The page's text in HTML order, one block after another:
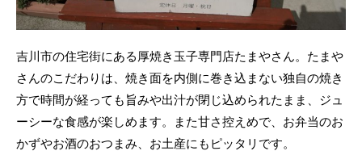
吉川市の住宅街にある厚焼き玉子専門店たまやさん。たまや
さんのこだわりは、焼き面を内側に巻き込まない独自の焼き
方で時間が経っても旨みや出汁が閉じ込められたまま、ジュ
ーシーな食感が楽しめます。また甘さ控えめで、お弁当のお
かずやお酒のおつまみ、お土産にもピッタリです。